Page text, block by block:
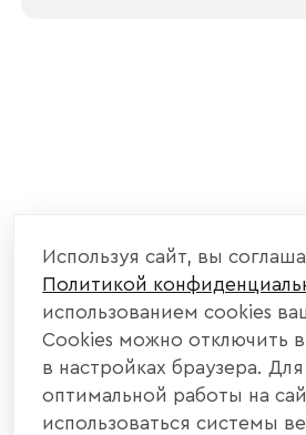
Используя сайт, вы
Политикой
использованием cookies
Cookies можно отключить
в настройках браузера.
оптимальной работы на
использоваться системы